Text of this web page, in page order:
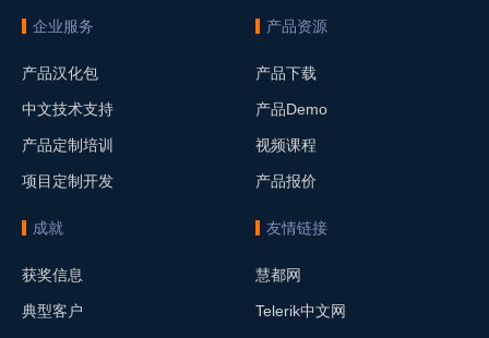
企业服务
产品汉化包
中文技术支持
产品定制培训
项目定制开发
产品资源
产品下载
产品Demo
视频课程
产品报价
成就
获奖信息
典型客户
友情链接
慧都网
Telerik中文网